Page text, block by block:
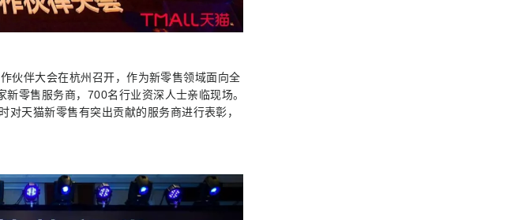
伙伴大会在杭州召开，作为新零售领域面向全
零售服务商，700名行业资深人士亲临现场。
天猫新零售有突出贡献的服务商进行表彰，